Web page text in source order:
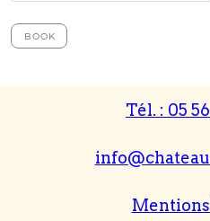
Tél. : 05